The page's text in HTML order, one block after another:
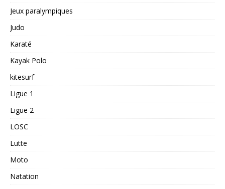
Jeux paralympiques
Judo
Karaté
Kayak Polo
kitesurf
Ligue 1
Ligue 2
LOSC
Lutte
Moto
Natation